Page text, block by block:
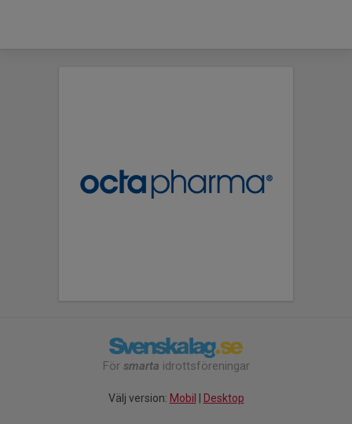
För smarta idrottsföreningar
Välj version: Mobil Desktop